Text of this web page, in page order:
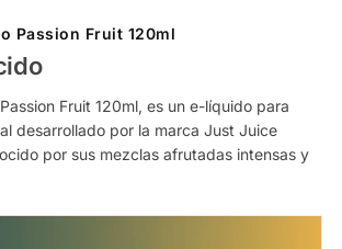
Passion Fruit 120ml
Fruit 120ml, es un e-líquido para
desarrollado por la marca Just Juice
por sus mezclas afrutadas intensas y